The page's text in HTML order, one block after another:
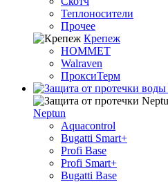
Теплоносители
Прочее
Крепеж
HOMMET
Walraven
ПроксиТерм
Neptun
Aquacontrol
Bugatti Smart+
Profi Base
Profi Smart+
Bugatti Base